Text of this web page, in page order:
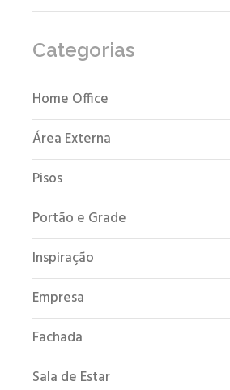
Categorias
Home Office
Área Externa
Pisos
Portão e Grade
Inspiração
Empresa
Fachada
Sala de Estar